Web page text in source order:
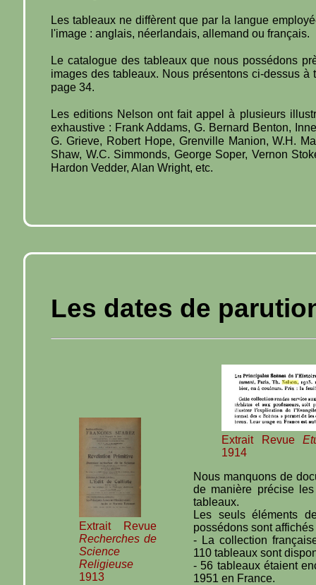
Les tableaux ne diffèrent que par la langue
l'image : anglais, néerlandais, allemand ou français.
Le catalogue des tableaux que nous possédons
images des tableaux. Nous présentons ci-dessus
page 34.
Les editions Nelson ont fait appel à plusieurs
exhaustive : Frank Addams, G. Bernard Benton,
G. Grieve, Robert Hope, Grenville Manion, W.H.
Shaw, W.C. Simmonds, George Soper, Vernon
Hardon Vedder, Alan Wright, etc.
Les dates de
Extrait Revue
Recherches de
Science
Religieuse
1913
Extrait Revue
1914
Nous manquons de
de manière précise
tableaux.
Les seuls éléments
possédons sont
- La collection
110 tableaux sont
- 56 tableaux étaient
1951 en France.